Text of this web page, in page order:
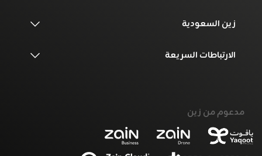
زين السعودية
الارتباطات السريعة
مدعوم من زين